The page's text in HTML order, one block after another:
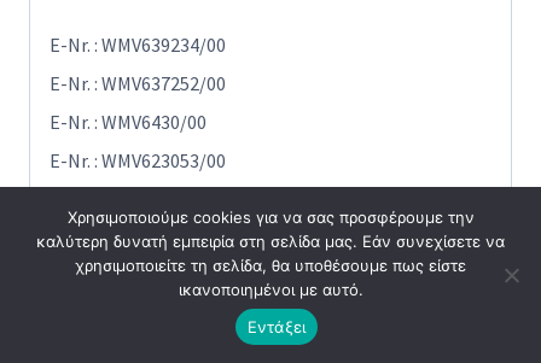
E-Nr. : WMV639234/00
E-Nr. : WMV637252/00
E-Nr. : WMV6430/00
E-Nr. : WMV623053/00
E-Nr. : WMV6321/00
E-Nr. : WMV631234/00
Χρησιμοποιούμε cookies για να σας προσφέρουμε την
καλύτερη δυνατή εμπειρία στη σελίδα μας. Εάν συνεχίσετε να
χρησιμοποιείτε τη σελίδα, θα υποθέσουμε πως είστε
ικανοποιημένοι με αυτό.
Εντάξει